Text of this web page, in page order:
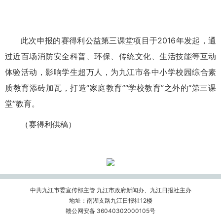
此次申报的赛得利公益第三课堂项目于2016年发起，通
过近百场消防安全科普、环保、传统文化、生活技能等互动
体验活动，影响学生超万人，为九江市各中小学校园综合素
质教育添砖加瓦，打造“家庭教育”“学校教育”之外的“第三课
堂”教育。
（赛得利供稿）
中共九江市委宣传部主管 九江市政府新闻办、九江日报社主办
地址：南湖支路九江日报社12楼
赣公网安备 36040302000105号